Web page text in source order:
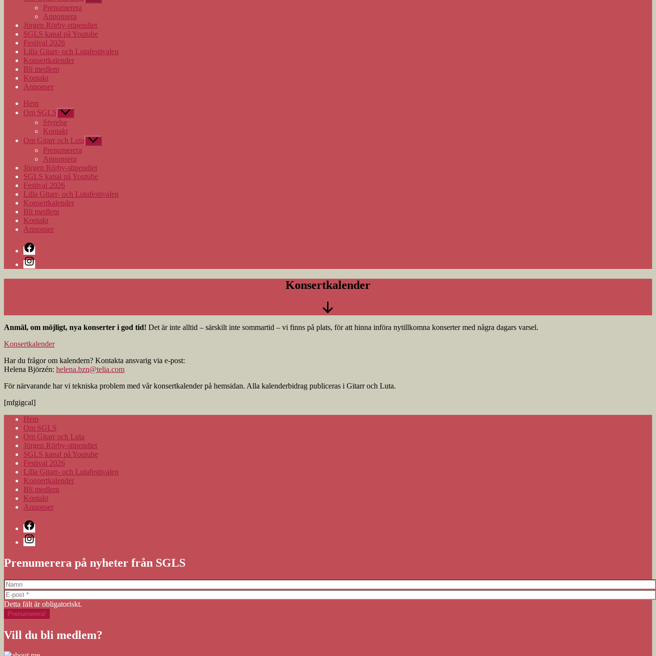
undermeny
Prenumerera
Annonsera
Jörgen Rörby-stipendiet
SGLS kanal på Youtube
Festival 2026
Lilla Gitarr- och Lutafestivalen
Konsertkalender
Bli medlem
Kontakt
Annonser
Hem
Om SGLS Visa
undermeny
Styrelse
Kontakt
Om Gitarr och Luta Visa
undermeny
Prenumerera
Annonsera
Jörgen Rörby-stipendiet
SGLS kanal på Youtube
Festival 2026
Lilla Gitarr- och Lutafestivalen
Konsertkalender
Bli medlem
Kontakt
Annonser
Facebook
Instagram
Konsertkalender
ned
Anmäl, om möjligt, nya konserter i god tid! Det är inte alltid – särskilt inte sommartid – vi finns på plats, för att hinna införa nytillkomna konserter med några dagars varsel.
Konsertkalender
Har du frågor om kalendern? Kontakta ansvarig via e-post:
Helena Björzén: helena.bzn@telia.com
För närvarande har vi tekniska problem med vår konsertkalender på hemsidan. Alla kalenderbidrag publiceras i Gitarr och Luta.
[mfgigcal]
Hem
Om SGLS
Om Gitarr och Luta
Jörgen Rörby-stipendiet
SGLS kanal på Youtube
Festival 2026
Lilla Gitarr- och Lutafestivalen
Konsertkalender
Bli medlem
Kontakt
Annonser
Facebook
Instagram
Prenumerera på nyheter från SGLS
Detta fält är obligatoriskt.
Vill du bli medlem?